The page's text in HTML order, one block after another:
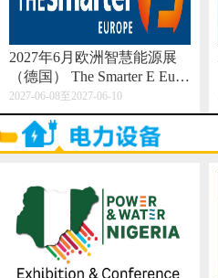
2027年6月欧洲智慧能源展
（德国） The Smarter E Euro
pe 2027
2027-06-08至2027-06-10